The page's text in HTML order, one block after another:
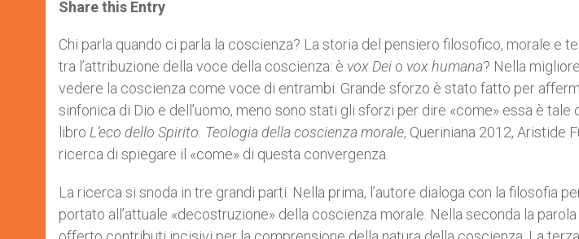
s
p
p
e
g
e
r
b
o
k
r
Share this Entry
Chi parla quando ci parla la coscienza? La storia del pensiero filosofico, morale e
tra l’attribuzione della voce della coscienza: è vox Dei o vox humana? Nella
vedere la coscienza come voce di entrambi. Grande sforzo è stato fatto per
sinfonica di Dio e dell’uomo, meno sono stati gli sforzi per dire «come» essa è tale
libro L’eco dello Spirito. Teologia della coscienza morale, Queriniana 2012, Aristide
ricerca di spiegare il «come» di questa convergenza.
La ricerca si snoda in tre grandi parti. Nella prima, l’autore dialoga con la filosofia
portato all’attuale «decostruzione» della coscienza morale. Nella seconda la